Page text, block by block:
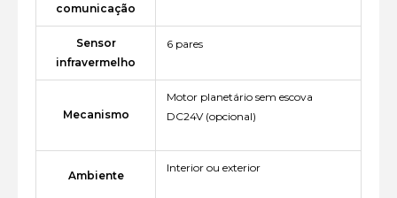
comunicação
Sensor
infravermelho
6 pares
Mecanismo
Motor planetário sem escova
DC24V (opcional)
Ambiente
Interior ou exterior